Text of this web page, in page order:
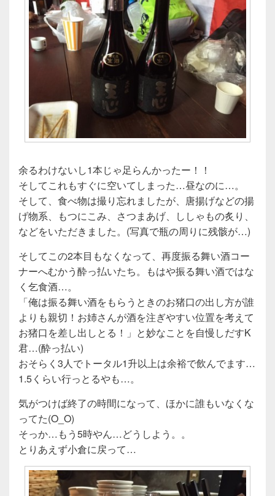
余るわけないし1本じゃ足らんかったー！！
そしてこれもすぐに空いてしまった…昼なのに…。
そして、食べ物は撮り忘れましたが、唐揚げなどの揚
げ物系、もつにこみ、さつまあげ、ししゃもの炙り、
などをいただきました。(写真で瓶の周りに残骸が…)
そしてこの2本目もなくなって、再度振る舞い酒コー
ナーへむかう酔っ払いたち。もはや振る舞い酒ではな
く乞食酒…。
「俺は振る舞い酒をもらうときのお猪口の出し方が誰
よりも親切！お姉さんが酒を注ぎやすい位置を考えて
お猪口を差し出しとる！」と妙なことを自慢しだすK
君…(酔っ払い)
おそらく3人でトータル1升以上は余裕で飲んでます…
1.5くらい行っとるやも…。
気がつけば終了の時間になって、ほかに誰もいなくな
ってた(O_O)
そっか…もう5時やん…どうしよう。。
とりあえず小倉に戻って…